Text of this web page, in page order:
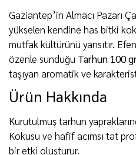
Gaziantep’in Almacı Pazarı
yükselen kendine has bitki
mutfak kültürünü yansıtır.
özenle sunduğu Tarhun 100
taşıyan aromatik ve
Ürün Hakkında
Kurutulmuş tarhun
Kokusu ve hafif acımsı tat
bir etki oluşturur.